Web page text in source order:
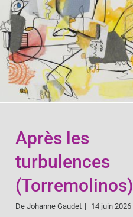
Après les
turbulences
(Torremolinos)
De Johanne Gaudet | 14 juin 2026